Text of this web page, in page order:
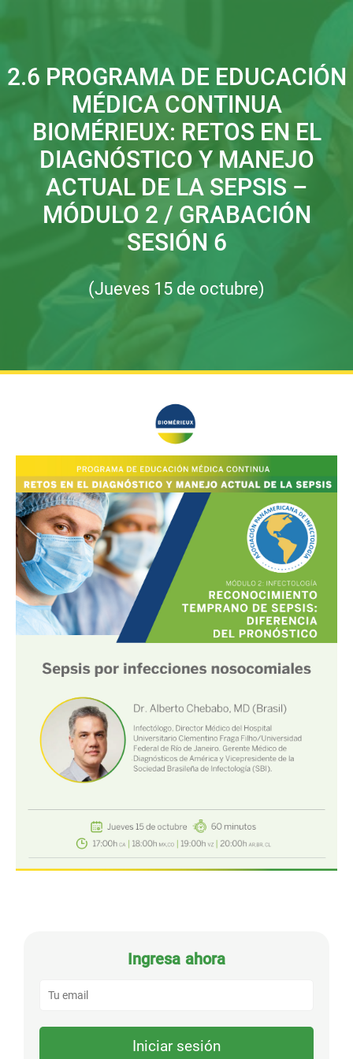
2.6 PROGRAMA DE EDUCACIÓN
MÉDICA CONTINUA
BIOMÉRIEUX: RETOS EN EL
DIAGNÓSTICO Y MANEJO
ACTUAL DE LA SEPSIS –
MÓDULO 2 / GRABACIÓN
SESIÓN 6
(Jueves 15 de octubre)
Ingresa ahora
Iniciar sesión